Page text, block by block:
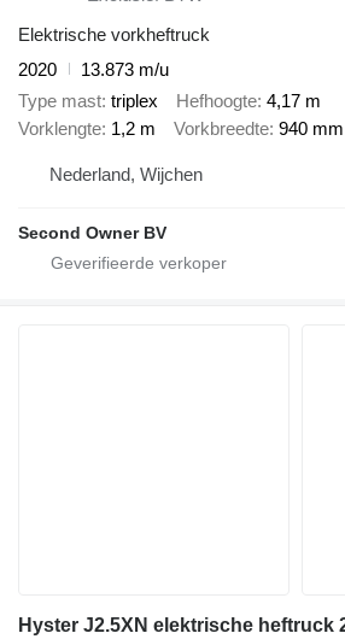
Elektrische vorkheftruck
2020
13.873 m/u
Type mast triplex Hefhoogte 4,17 m
Vorklengte 1,2 m Vorkbreedte 940 mm
Nederland, Wijchen
Second Owner BV
Hyster J2.5XN elektrische heftruck